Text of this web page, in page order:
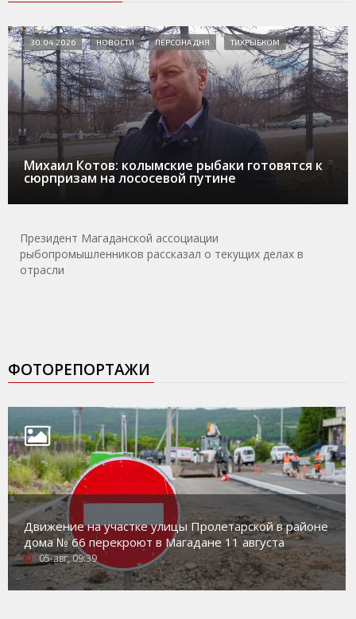
Михаил Котов: колымские рыбаки готовятся к
сюрпризам на лососевой путине
30.04.2026 НОВОСТИ ПЕРСОНА ДНЯ ТИХРЫБКОМ
Президент Магаданской ассоциации
рыбопромышленников рассказал о текущих делах в
отрасли
ФОТОРЕПОРТАЖИ
Движение на участке улицы Пролетарской в районе
дома № 66 перекроют в Магадане 11 августа
05-авг, 09:39